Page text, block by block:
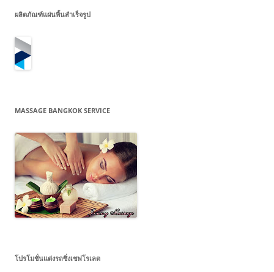
ผลิตภัณฑ์แผ่นพื้นสำเร็จรูป
MASSAGE BANGKOK SERVICE
โปรโมชั่นแต่งรถซิ่งเชฟโรเลต